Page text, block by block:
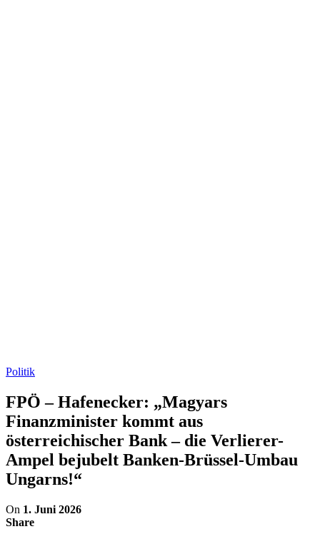
Politik
FPÖ – Hafenecker: „Magyars
Finanzminister kommt aus
österreichischer Bank – die Verlierer-
Ampel bejubelt Banken-Brüssel-Umbau
Ungarns!“
On 1. Juni 2026
Share